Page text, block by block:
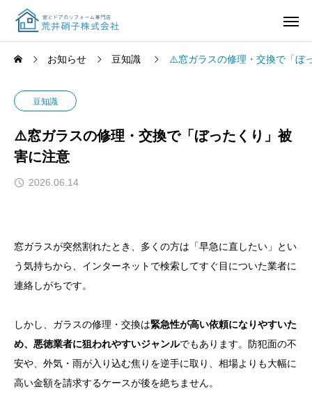
お知らせ 豆知識 ⚠️窓ガラスの修理・交換で「ぼ
豆知識
⚠️窓ガラスの修理・交換で「ぼったくり」被
害に注意
2026.06.14
窓ガラスが突然割れたとき、多くの方は「早急に直したい」とい
う気持ちから、インターネットで検索してすぐ目についた業者に
連絡しがちです。
しかし、ガラスの修理・交換は緊急性が高い依頼になりやすいた
め、悪徳業者に狙われやすいジャンルでもあります。防犯面の不
安や、外気・雨が入り込む焦りを逆手に取り、相場よりも大幅に
高い金額を請求するケースが後を絶ちません。